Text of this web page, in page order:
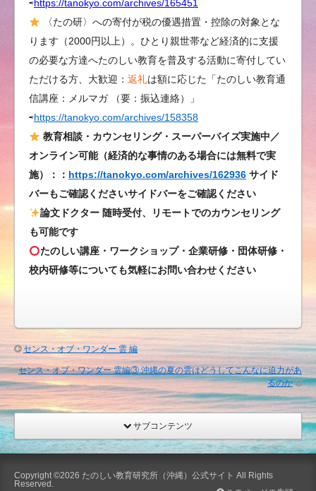
ダ
編
②「夕
焼
け
雲」
た
い
教
研
究
⇨https://tanokyo.com/archives/165451
〈たの研〉への寄付が税の優遇措置・控除の対象とな
ります（2000円以上）。ひとり親世帯など経済的に支援
の必要な方達へたのしい教育を普及する活動に寄付してい
ただける方、大歓迎： 返礼は額に応じた「たのしい教育通
信講座：メルマガ （要：振込連絡）」
⇨https://tanokyo.com/archives/158358
教育相談・カウンセリング・スーパーバイズ実施中／
オンライン可能（経済的な事情のある場合には無料で実
施）：： https://tanokyo.com/archives/162936 サイド
バーもご確認くださいサイドバーをご確認ください
論文ドクター 随時受付、リモートでのカウンセリング
も可能です
たのしい講座・ワークショップ・企業研修・団体研修・
校内研修等についても気軽にお問い合わせください
センス・オブ・ワンダー 雲 編
センス・オブ・ワンダー 雲編③ 沖縄の夏の雲はどうしてこんなに迫力があ
るのか
サブコンテンツ
Copyright ©2026 たのしい教育研究所（沖縄）公式サイト All Rights
Reserved.